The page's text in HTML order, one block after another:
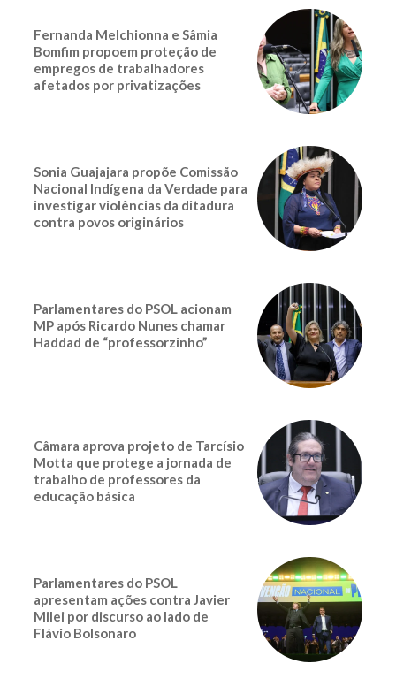
Fernanda Melchionna e Sâmia
Bomfim propoem proteção de
empregos de trabalhadores
afetados por privatizações
Sonia Guajajara propõe Comissão
Nacional Indígena da Verdade para
investigar violências da ditadura
contra povos originários
Parlamentares do PSOL acionam
MP após Ricardo Nunes chamar
Haddad de “professorzinho”
Câmara aprova projeto de Tarcísio
Motta que protege a jornada de
trabalho de professores da
educação básica
Parlamentares do PSOL
apresentam ações contra Javier
Milei por discurso ao lado de
Flávio Bolsonaro